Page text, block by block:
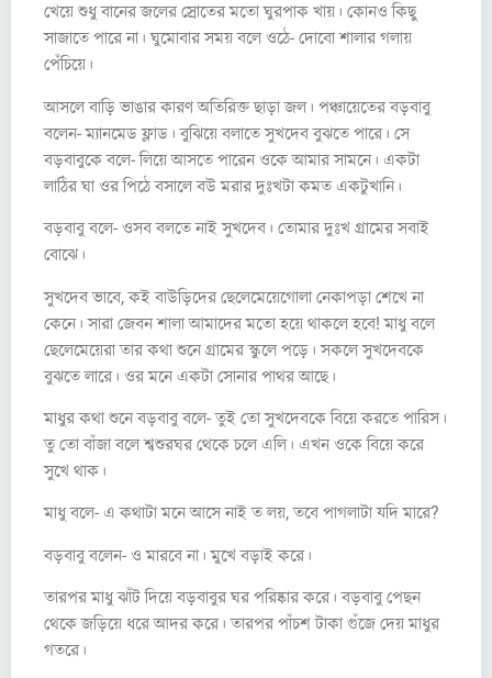
খেয়ে শুধু বানের জলের স্রোতের মতো ঘুরপাক খায়। কোনও কিছু
সাজাতে পারে না। ঘুমোবার সময় বলে ওঠে- দোবো শালার গলায়
পেঁচিয়ে।
আসলে বাড়ি ভাঙার কারণ অতিরিক্ত ছাড়া জল। পঞ্চায়েতের বড়বাবু
বলেন- ম্যানমেড ফ্লাড। বুঝিয়ে বলাতে সুখদেব বুঝতে পারে। সে
বড়বাবুকে বলে- লিয়ে আসতে পারেন ওকে আমার সামনে। একটা
লাঠির ঘা ওর পিঠে বসালে বউ মরার দুঃখটা কমত একটুখানি।
বড়বাবু বলে- ওসব বলতে নাই সুখদেব। তোমার দুঃখ গ্রামের সবাই
বোঝে।
সুখদেব ভাবে, কই বাউড়িদের ছেলেমেয়েগোলা নেকাপড়া শেখে না
কেনে। সারা জেবন শালা আমাদের মতো হয়ে থাকলে হবে! মাধু বলে
ছেলেমেয়েরা তার কথা শুনে গ্রামের স্কুলে পড়ে। সকলে সুখদেবকে
বুঝতে লারে। ওর মনে একটা সোনার পাথর আছে।
মাধুর কথা শুনে বড়বাবু বলে- তুই তো সুখদেবকে বিয়ে করতে পারিস।
তু তো বাঁজা বলে শ্বশুরঘর থেকে চলে এলি। এখন ওকে বিয়ে করে
সুখে থাক।
মাধু বলে- এ কথাটা মনে আসে নাই ত লয়, তবে পাগলাটা যদি মারে?
বড়বাবু বলেন- ও মারবে না। মুখে বড়াই করে।
তারপর মাধু ঝাঁট দিয়ে বড়বাবুর ঘর পরিষ্কার করে। বড়বাবু পেছন
থেকে জড়িয়ে ধরে আদর করে। তারপর পাঁচশ টাকা গুঁজে দেয় মাধুর
গতরে।